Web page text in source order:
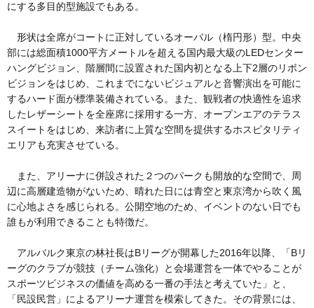
にする多目的型施設でもある。
形状は全席がコートに正対しているオーバル（楕円形）型。中央
部には総面積1000平方メートルを超える国内最大級のLEDセンター
ハングビジョン、階層間に設置された国内初となる上下2層のリボン
ビジョンをはじめ、これまでにないビジュアルと音響演出を可能に
するハード面が標準装備されている。また、観戦者の快適性を追求
したレザーシートを全座席に採用する一方、オープンエアのテラス
スイートをはじめ、来訪者に上質な空間を提供するホスピタリティ
エリアも充実させている。
また、アリーナに併設された２つのパークも開放的な空間で、周
辺に高層建造物がないため、晴れた日には青空と東京湾から吹く風
に心地よさを感じられる。公開空地のため、イベントのない日でも
誰もが利用できることも特徴だ。
アルバルク東京の林社長はBリーグが開幕した2016年以降、「Bリ
ーグのクラブが競技（チーム強化）と会場運営を一体でやることが
スポーツビジネスの価値を高める一番の手法と考えていた」と、
「民設民営」によるアリーナ運営を模索してきた。その背景には、